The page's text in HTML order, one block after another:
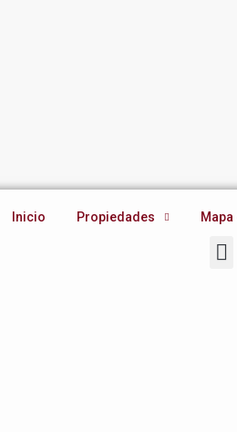
Inicio Propiedades